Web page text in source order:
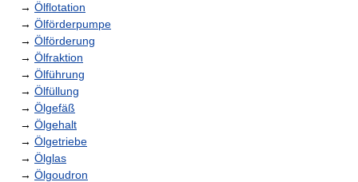
→ Ölflotation
→ Ölförderpumpe
→ Ölförderung
→ Ölfraktion
→ Ölführung
→ Ölfüllung
→ Ölgefäß
→ Ölgehalt
→ Ölgetriebe
→ Ölglas
→ Ölgoudron